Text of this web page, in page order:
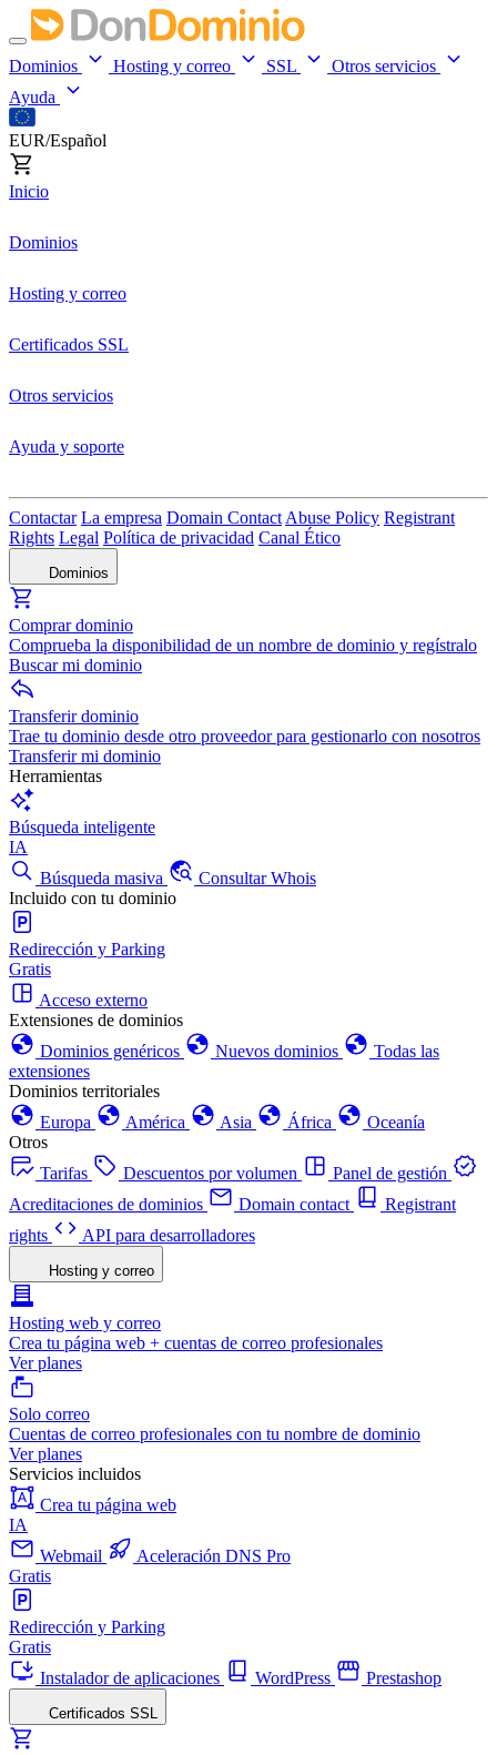
Dominios Hosting y correo SSL
Otros servicios
Ayuda
EUR/Español
Inicio
Dominios
Hosting y correo
Certificados SSL
Otros servicios
Ayuda y soporte
Contactar La empresa Domain Contact Abuse Policy Registrant
Rights Legal Política de privacidad Canal Ético
Dominios
Comprar dominio
Comprueba la disponibilidad de un nombre de dominio y regístralo
Buscar mi dominio
Transferir dominio
Trae tu dominio desde otro proveedor para gestionarlo con nosotros
Transferir mi dominio
Herramientas
Búsqueda inteligente
IA
Búsqueda masiva
Consultar Whois
Incluido con tu dominio
Redirección y Parking
Gratis
Acceso externo
Extensiones de dominios
Dominios genéricos
Nuevos dominios
Todas las
extensiones
Dominios territoriales
Europa
América Asia África
Oceanía
Otros
Tarifas
Descuentos por volumen
Panel de gestión
Acreditaciones de dominios
Domain contact
Registrant
rights
API para desarrolladores
Hosting y correo
Hosting web y correo
Crea tu página web + cuentas de correo profesionales
Ver planes
Solo correo
Cuentas de correo profesionales con tu nombre de dominio
Ver planes
Servicios incluidos
Crea tu página web
IA
Webmail
Aceleración DNS Pro
Gratis
Redirección y Parking
Gratis
Instalador de aplicaciones
WordPress Prestashop
Certificados SSL